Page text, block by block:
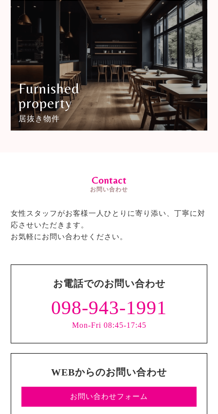
Furnished
property
居抜き物件
Contact
お問い合わせ
女性スタッフがお客様一人ひとりに寄り添い、丁寧に対
応させいただきます。
お気軽にお問い合わせください。
お電話でのお問い合わせ
098-943-1991
Mon-Fri 08:45-17:45
WEBからのお問い合わせ
お問い合わせフォーム